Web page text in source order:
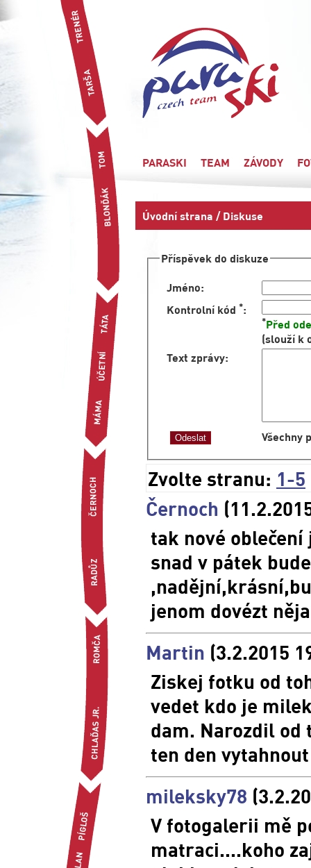
PARASKI TEAM ZÁVODY
Úvodní strana / Diskuse
Příspěvek do diskuze
Jméno:
Kontrolní kód *:
*Před
(slouží k
Text zprávy:
Všechny
Zvolte stranu: 1-5
Černoch
tak nové
snad v pátek
jenom dovézt
Martin (3.2.2015
Ziskej fotku od
vedet kdo je
dam. Narozdil od
ten den
mileksky78
V fotogalerii mě
matraci....koho